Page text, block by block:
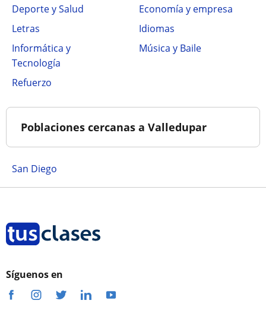
Deporte y Salud
Economía y empresa
Letras
Idiomas
Informática y
Tecnología
Música y Baile
Refuerzo
Poblaciones cercanas a Valledupar
San Diego
Síguenos en